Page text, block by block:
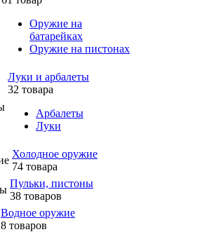
Оружие на
батарейках
Оружие на пистонах
Луки и арбалеты
32 товара
Арбалеты
Луки
Холодное оружие
74 товара
Пульки, пистоны
38 товаров
Водное оружие
8 товаров